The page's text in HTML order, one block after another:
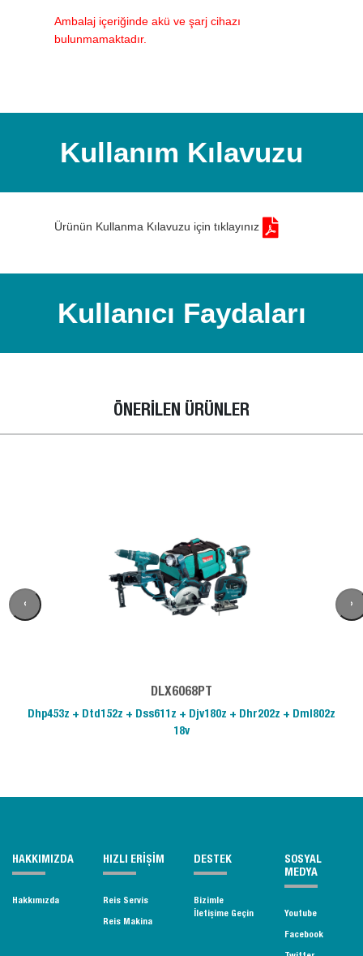
Ambalaj içeriğinde akü ve şarj cihazı
bulunmamaktadır.
Kullanım Kılavuzu
Ürünün Kullanma Kılavuzu için tıklayınız
Kullanıcı Faydaları
ÖNERİLEN ÜRÜNLER
DLX6068PT
Dhp453z + Dtd152z + Dss611z + Djv180z + Dhr202z + Dml802z
18v
‹ ›
HAKKIMIZDA
Hakkımızda
HIZLI ERİŞİM
Reis Servis
Reis Makina
DESTEK
Bizimle
İletişime Geçin
SOSYAL
MEDYA
Youtube
Facebook